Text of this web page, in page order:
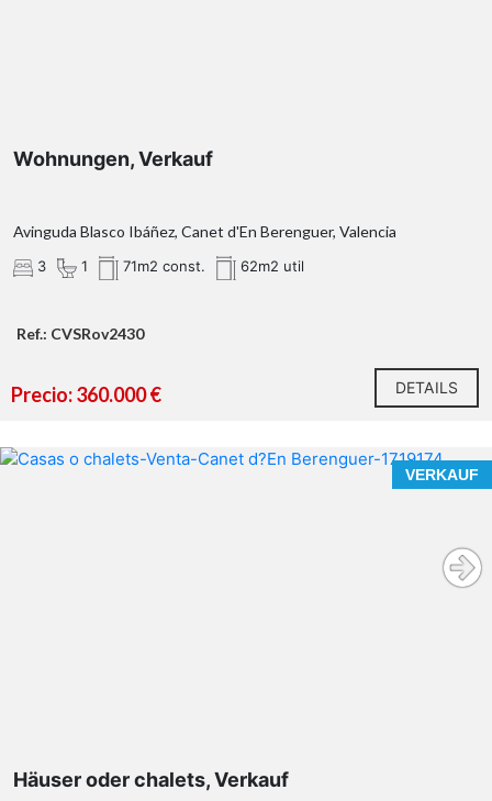
Wohnungen, Verkauf
Avinguda Blasco Ibáñez, Canet d'En Berenguer, Valencia
3 1 71m2 const. 62m2 util
Ref.: CVSRov2430
Precio: 360.000 € DETAILS
VERKAUF
Häuser oder chalets, Verkauf